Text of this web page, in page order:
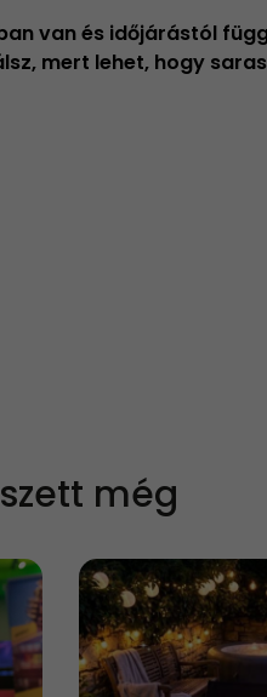
van és időjárástól
mert lehet, hogy
még